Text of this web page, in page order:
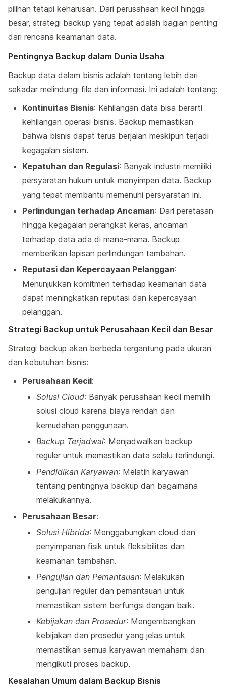
pilihan tetapi keharusan. Dari perusahaan kecil hingga
besar, strategi backup yang tepat adalah bagian penting
dari rencana keamanan data.
Pentingnya Backup dalam Dunia Usaha
Backup data dalam bisnis adalah tentang lebih dari
sekadar melindungi file dan informasi. Ini adalah tentang:
Kontinuitas Bisnis: Kehilangan data bisa berarti
kehilangan operasi bisnis. Backup memastikan
bahwa bisnis dapat terus berjalan meskipun terjadi
kegagalan sistem.
Kepatuhan dan Regulasi: Banyak industri memiliki
persyaratan hukum untuk menyimpan data. Backup
yang tepat membantu memenuhi persyaratan ini.
Perlindungan terhadap Ancaman: Dari peretasan
hingga kegagalan perangkat keras, ancaman
terhadap data ada di mana-mana. Backup
memberikan lapisan perlindungan tambahan.
Reputasi dan Kepercayaan Pelanggan:
Menunjukkan komitmen terhadap keamanan data
dapat meningkatkan reputasi dan kepercayaan
pelanggan.
Strategi Backup untuk Perusahaan Kecil dan Besar
Strategi backup akan berbeda tergantung pada ukuran
dan kebutuhan bisnis:
Perusahaan Kecil:
Solusi Cloud: Banyak perusahaan kecil memilih
solusi cloud karena biaya rendah dan
kemudahan penggunaan.
Backup Terjadwal: Menjadwalkan backup
reguler untuk memastikan data selalu terlindungi.
Pendidikan Karyawan: Melatih karyawan
tentang pentingnya backup dan bagaimana
melakukannya.
Perusahaan Besar:
Solusi Hibrida: Menggabungkan cloud dan
penyimpanan fisik untuk fleksibilitas dan
keamanan tambahan.
Pengujian dan Pemantauan: Melakukan
pengujian reguler dan pemantauan untuk
memastikan sistem berfungsi dengan baik.
Kebijakan dan Prosedur: Mengembangkan
kebijakan dan prosedur yang jelas untuk
memastikan semua karyawan memahami dan
mengikuti proses backup.
Kesalahan Umum dalam Backup Bisnis